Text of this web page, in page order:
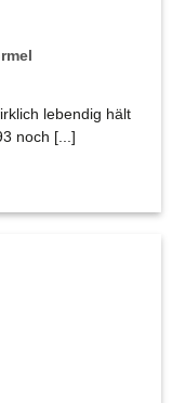
lebendig hält
noch [...]